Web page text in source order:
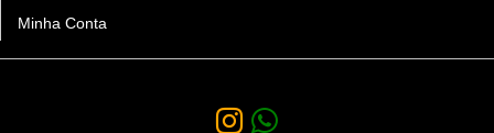
Minha Conta